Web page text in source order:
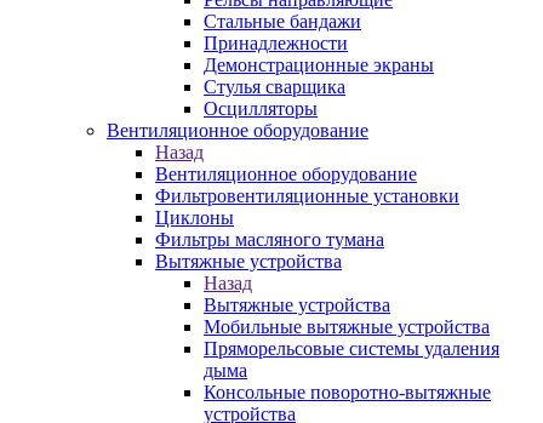
Стальные бандажи
Принадлежности
Демонстрационные экраны
Стулья сварщика
Осцилляторы
Вентиляционное оборудование
Назад
Вентиляционное оборудование
Фильтровентиляционные установки
Циклоны
Фильтры масляного тумана
Вытяжные устройства
Назад
Вытяжные устройства
Мобильные вытяжные устройства
Пряморельсовые системы удаления
дыма
Консольные поворотно-вытяжные
устройства